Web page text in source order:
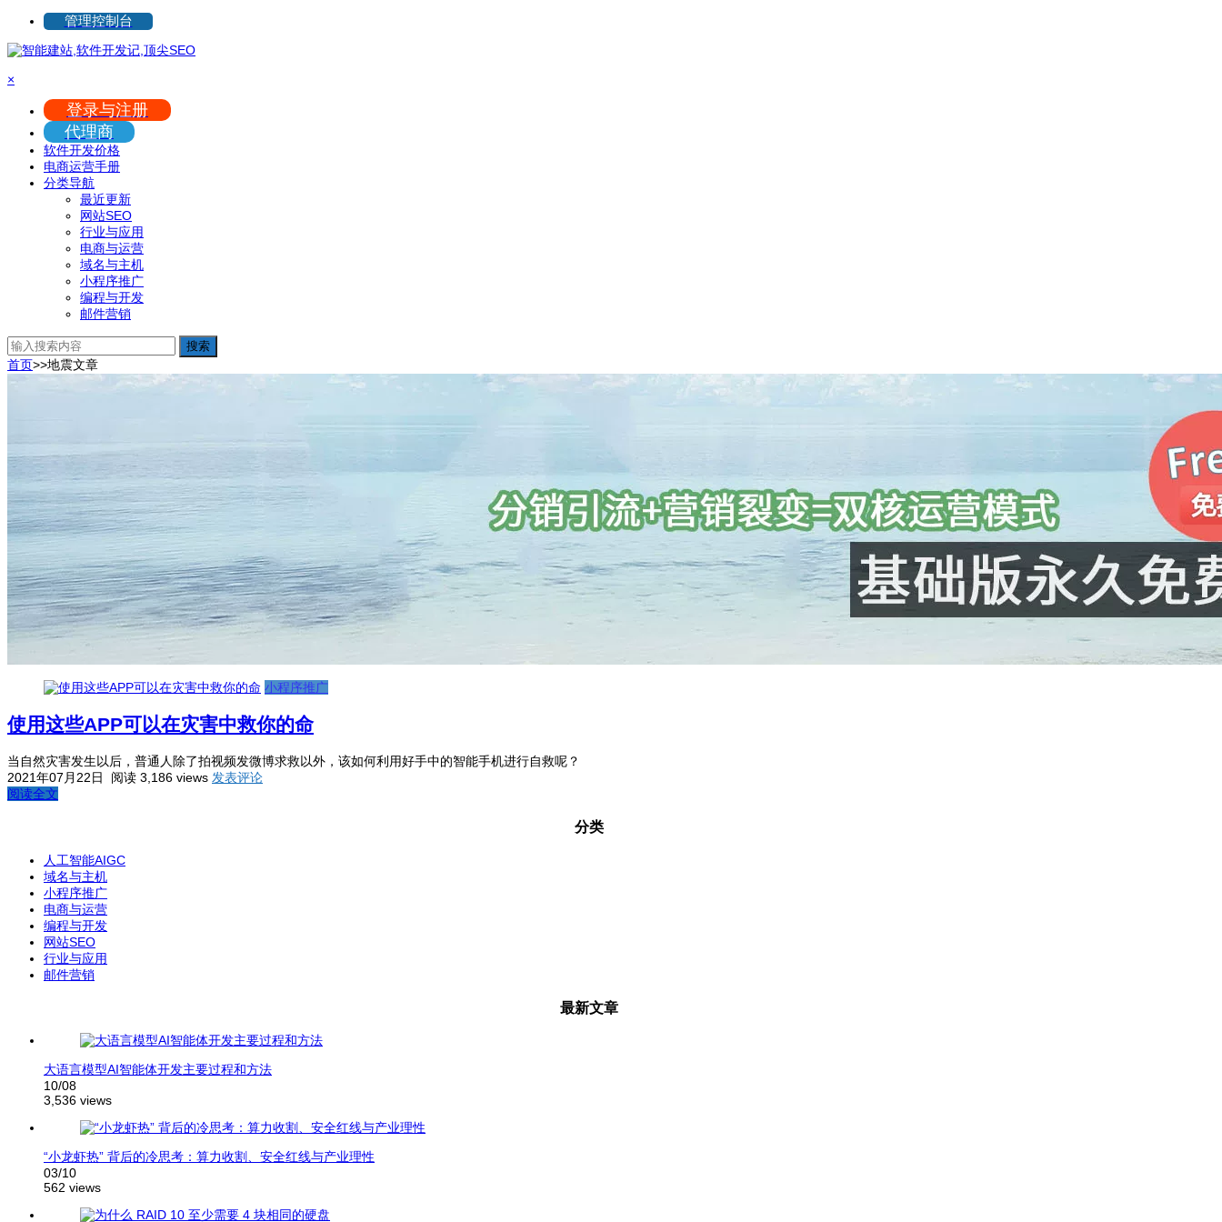
管理控制台
×
登录与注册
代理商
软件开发价格
电商运营手册
分类导航
最近更新
网站SEO
行业与应用
电商与运营
域名与主机
小程序推广
编程与开发
邮件营销
搜索
首页>>地震文章
小程序推广
使用这些APP可以在灾害中救你的命
当自然灾害发生以后，普通人除了拍视频发微博求救以外，该如何利用好手中的智能手机进行自救呢？
2021年07月22日
阅读 3,186 views 发表评论
阅读全文
分类
人工智能AIGC
域名与主机
小程序推广
电商与运营
编程与开发
网站SEO
行业与应用
邮件营销
最新文章
大语言模型AI智能体开发主要过程和方法
10/08
3,536 views
“小龙虾热” 背后的冷思考：算力收割、安全红线与产业理性
03/10
562 views